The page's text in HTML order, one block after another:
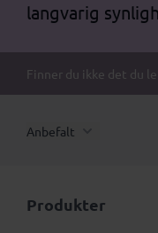
langvarig
Finner du ikke det du
Anbefalt
Produkter